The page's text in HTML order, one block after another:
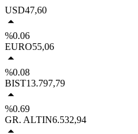
USD47,60
%0.06
EURO55,06
%0.08
BIST13.797,79
%0.69
GR. ALTIN6.532,94